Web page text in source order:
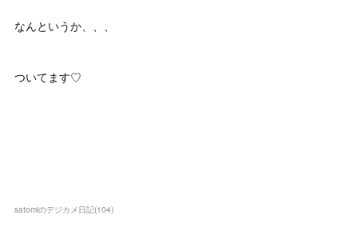
なんというか、、、
ついてます♡
satomiのデジカメ日記(104)